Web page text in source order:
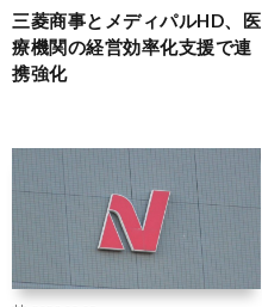
三菱商事とメディパルHD、医
療機関の経営効率化支援で連
携強化